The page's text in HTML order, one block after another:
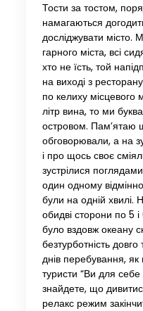
Тости за тостом,
намагаються
досліджувати місто.
гарного міста, всі
хто не їсть, той
на виході з
по келиху
літр вина, то ми
островом. Пам’ятаю
обговорювали, а на
і про щось своє
зустрілися
один одному
були на одній хвилі.
обидві сторони по 5
було вздовж океану
безтурботність
днів перебування,
туристи “Ви для себе
знайдете, що
релакс режим